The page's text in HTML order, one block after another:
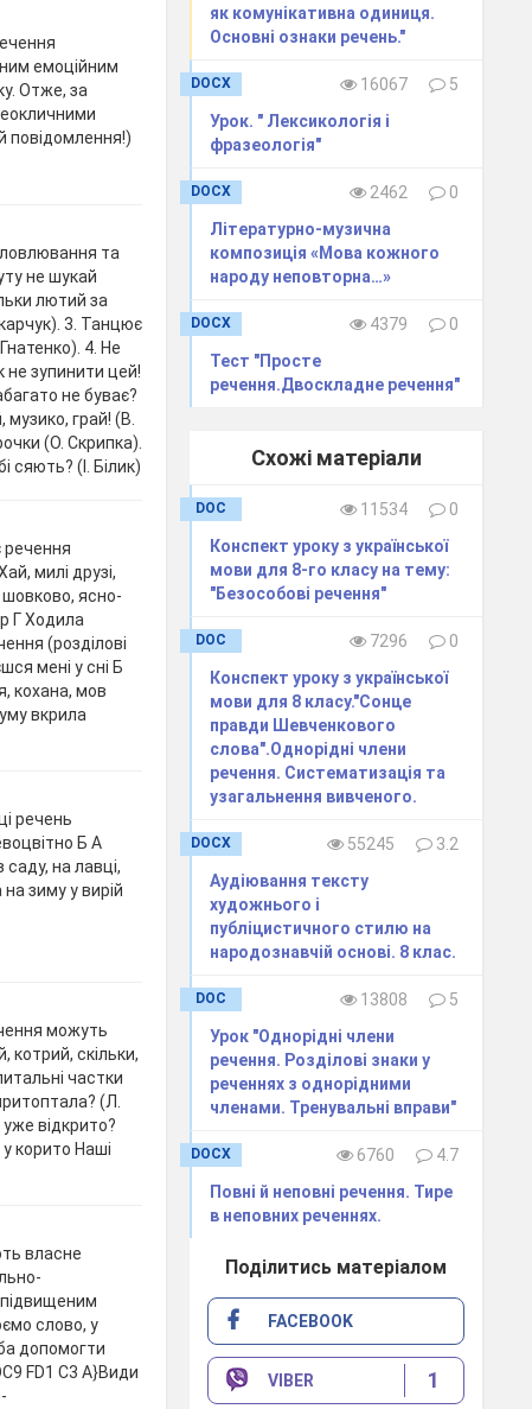
емоційним
Отже, за
повідомлення!)
та
не шукай
лютий за
3. Танцює
4. Не
не зупинити цей!
не буває?
грай! (В.
(О. Скрипка).
сяють? (І. Білик)
речення
милі друзі,
ясно-
Г Ходила
(розділові
мені у сні Б
кохана, мов
вкрила
речень
Б А
саду, на лавці,
зиму у вирій
можуть
котрий, скільки,
частки
(Л.
відкрито?
корито Наші
власне
слово, у
допомогти
FD1 C3 A}Види
як комунікативна одиниця.
Основні ознаки речень."
DOCX 16067
5
Урок. " Лексикологія і
фразеологія"
DOCX 2462
0
Літературно-музична
композиція «Мова кожного
народу неповторна…»
DOCX 4379
0
Тест "Просте
речення.Двоскладне речення"
Схожі матеріали
DOC 11534
0
Конспект уроку з української
мови для 8-го класу на тему:
"Безособові речення"
DOC 7296
0
Конспект уроку з української
мови для 8 класу."Сонце
правди Шевченкового
слова".Однорідні члени
речення. Систематизація та
узагальнення вивченого.
DOCX 55245
3.2
​Аудіювання тексту
художнього і
публіцистичного стилю на
народознавчій основі. 8 клас.
DOC 13808
5
Урок "Однорідні члени
речення. Розділові знаки у
реченнях з однорідними
членами. Тренувальні вправи"
DOCX 6760
4.7
Повні й неповні речення. Тире
в неповних реченнях.
Поділитись матеріалом
FACEBOOK
VIBER 1